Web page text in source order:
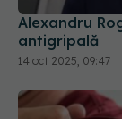
Alexandru
antigripală
14 oct 2025, 09:47